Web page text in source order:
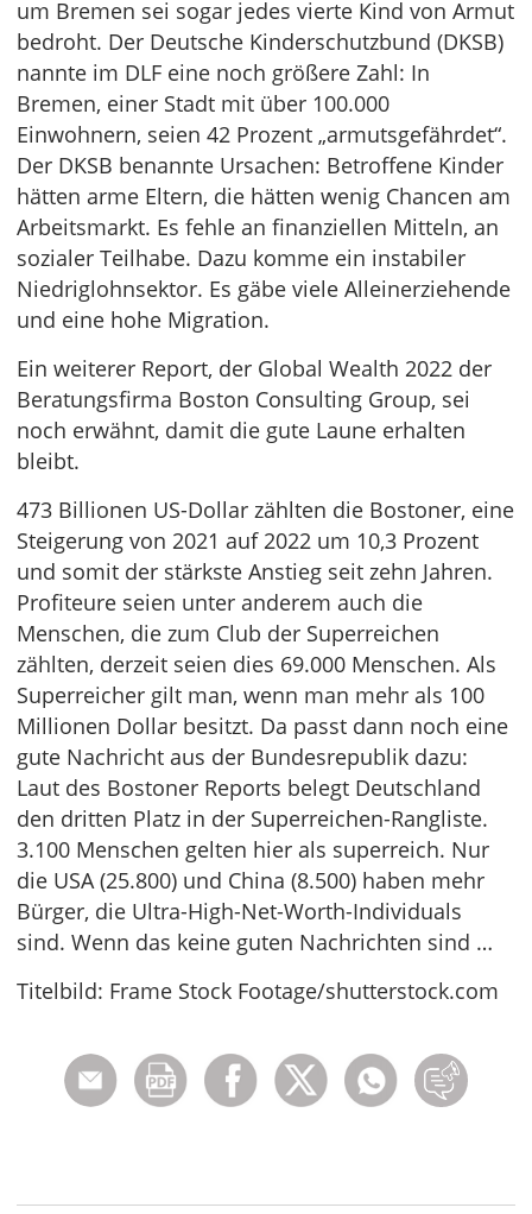
um Bremen sei sogar jedes vierte Kind von Armut
bedroht. Der Deutsche Kinderschutzbund (DKSB)
nannte im DLF eine noch größere Zahl: In
Bremen, einer Stadt mit über 100.000
Einwohnern, seien 42 Prozent „armutsgefährdet“.
Der DKSB benannte Ursachen: Betroffene Kinder
hätten arme Eltern, die hätten wenig Chancen am
Arbeitsmarkt. Es fehle an finanziellen Mitteln, an
sozialer Teilhabe. Dazu komme ein instabiler
Niedriglohnsektor. Es gäbe viele Alleinerziehende
und eine hohe Migration.
Ein weiterer Report, der Global Wealth 2022 der
Beratungsfirma Boston Consulting Group, sei
noch erwähnt, damit die gute Laune erhalten
bleibt.
473 Billionen US-Dollar zählten die Bostoner, eine
Steigerung von 2021 auf 2022 um 10,3 Prozent
und somit der stärkste Anstieg seit zehn Jahren.
Profiteure seien unter anderem auch die
Menschen, die zum Club der Superreichen
zählten, derzeit seien dies 69.000 Menschen. Als
Superreicher gilt man, wenn man mehr als 100
Millionen Dollar besitzt. Da passt dann noch eine
gute Nachricht aus der Bundesrepublik dazu:
Laut des Bostoner Reports belegt Deutschland
den dritten Platz in der Superreichen-Rangliste.
3.100 Menschen gelten hier als superreich. Nur
die USA (25.800) und China (8.500) haben mehr
Bürger, die Ultra-High-Net-Worth-Individuals
sind. Wenn das keine guten Nachrichten sind …
Titelbild: Frame Stock Footage/shutterstock.com